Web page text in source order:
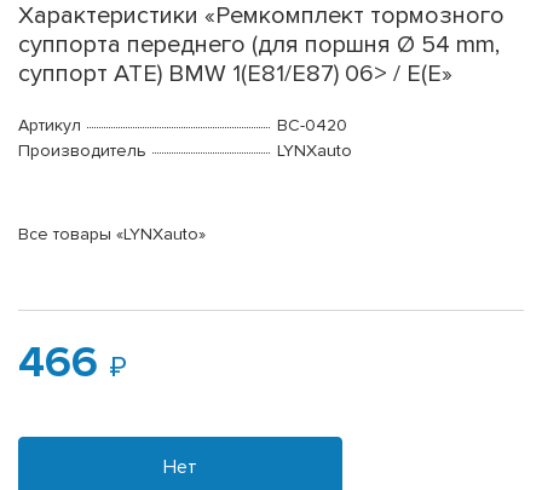
Характеристики «Ремкомплект тормозного
суппорта переднего (для поршня Ø 54 mm,
суппорт ATE) BMW 1(E81/E87) 06> / E(E»
Артикул
BC-0420
Производитель
LYNXauto
Все товары «LYNXauto»
466
Нет